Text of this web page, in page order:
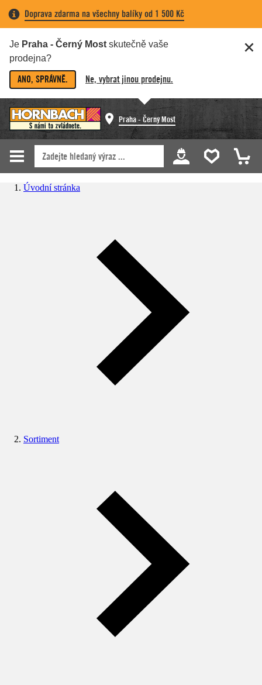
Doprava zdarma na všechny balíky od 1 500 Kč
Je Praha - Černý Most skutečně vaše
prodejna?
ANO, SPRÁVNĚ. Ne, vybrat jinou prodejnu.
Praha - Černý Most
Úvodní stránka
Sortiment